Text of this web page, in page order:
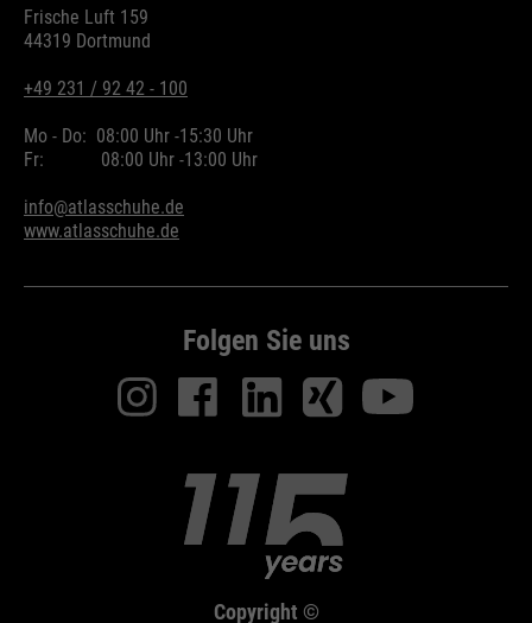
Frische Luft 159
44319 Dortmund
+49 231 / 92 42 - 100
Mo - Do: 08:00 Uhr -15:30 Uhr
Fr:
08:00 Uhr -13:00 Uhr
info@atlasschuhe.de
www.atlasschuhe.de
Folgen Sie uns
Copyright ©